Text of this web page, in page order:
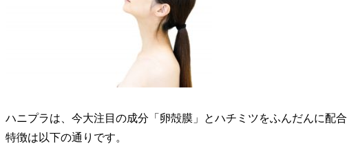
ハニプラは、今大注目の成分 「卵殻膜」とハチミツをふんだんに配合
特徴は以下の通りです。